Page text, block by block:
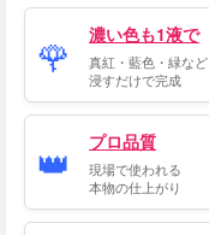
🌹 濃い色も1液で
真紅・藍色・緑など
浸すだけで完成
👑 プロ品質
現場で使われる
本物の仕上がり